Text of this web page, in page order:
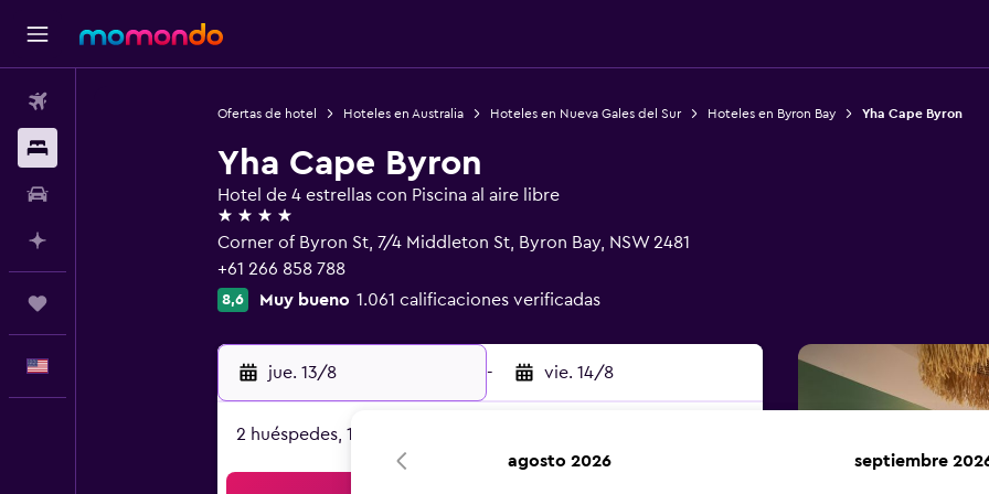
Ofertas de hotel Hoteles en Australia Hoteles en Nueva Gales del Sur Hoteles en Byron Bay Yha Cape Byron
Yha Cape Byron
Hotel de 4 estrellas con Piscina al aire libre
4 estrellas
Corner of Byron St, 7/4 Middleton St, Byron Bay, NSW 2481
+61 266 858 788
8,6 Muy bueno 1.061 calificaciones verificadas
jue. 13/8 - vie. 14/8
2 huéspedes, 1 habitación
agosto 2026 septiembre